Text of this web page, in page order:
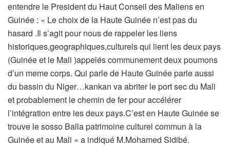
entendre le President du Haut Conseil des Maliens en
Guinée : « Le choix de la Haute Guinée n’est pas du
hasard .Il s’agit pour nous de rappeler les liens
historiques,geographiques,culturels qui lient les deux pays
(Guinée et le Mali )appelés communement deux poumons
d’un meme corps. Qui parle de Haute Guinée parle aussi
du bassin du Niger…kankan va abriter le port sec du Mali
et probablement le chemin de fer pour accélérer
l’intégration entre les deux pays.C’est en Haute Guinée se
trouve le sosso Balla patrimoine culturel commun à la
Guinée et au Mali » a indiqué M.Mohamed Sidibé.